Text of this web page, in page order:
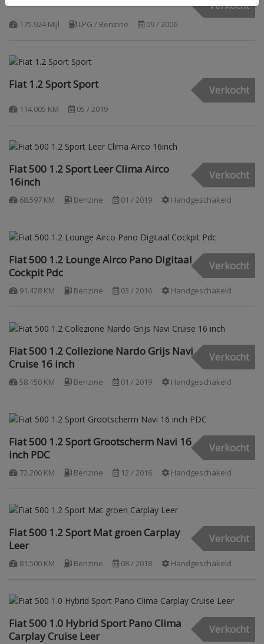
Verkocht
175.924 Mijl LPG / Benzine 09 / 2006
Fiat 1.2 Sport Sport Verkocht
114.005 KM 05 / 2019
Fiat 500 1.2 Sport Leer Clima Airco
16inch
Verkocht
68.597 KM Benzine 01 / 2019 Handgeschakeld
Fiat 500 1.2 Lounge Airco Pano Digitaal
Cockpit Pdc
Verkocht
91.428 KM Benzine 03 / 2016 Handgeschakeld
Fiat 500 1.2 Collezione Nardo Grijs Navi
Cruise 16 inch
Verkocht
58.150 KM Benzine 01 / 2019 Handgeschakeld
Fiat 500 1.2 Sport Grootscherm Navi 16
inch PDC
Verkocht
72.200 KM Benzine 12 / 2016 Handgeschakeld
Fiat 500 1.2 Sport Mat groen Carplay
Leer
Verkocht
81.500 KM Benzine 08 / 2018 Handgeschakeld
Fiat 500 1.0 Hybrid Sport Pano Clima
Carplay Cruise Leer
Verkocht